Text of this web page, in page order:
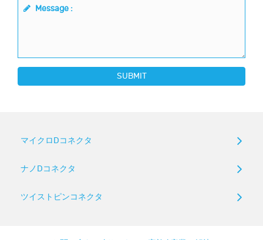
Message :
SUBMIT
マイクロDコネクタ
ナノDコネクタ
ツイストピンコネクタ